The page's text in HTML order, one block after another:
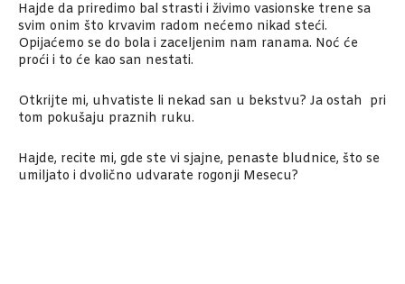
Hajde da priredimo bal strasti i živimo vasionske trene sa
svim onim što krvavim radom nećemo nikad steći.
Opijaćemo se do bola i zaceljenim nam ranama. Noć će
proći i to će kao san nestati.
Otkrijte mi, uhvatiste li nekad san u bekstvu? Ja ostah pri
tom pokušaju praznih ruku.
Hajde, recite mi, gde ste vi sjajne, penaste bludnice, što se
umiljato i dvolično udvarate rogonji Mesecu?